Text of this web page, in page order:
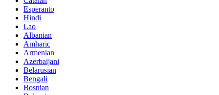
Esperanto
Hindi
Lao
Albanian
Amharic
Armenian
Azerbaijani
Belarusian
Bengali
Bosnian